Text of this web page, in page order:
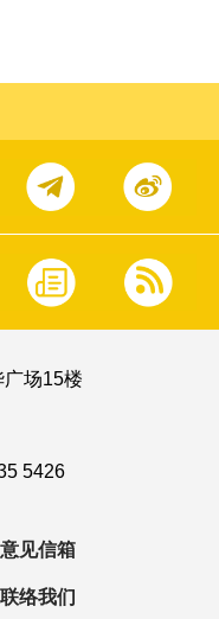
场15楼
5426
意见信箱
联络我们